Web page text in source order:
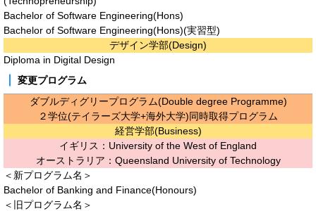
Bachelor of Software Engineering(Hons)
Bachelor of Software Engineering(Hons)(実習型)
デザイン学部(Design)
Diploma in Digital Design
変更プログラム
ダブルディグリープログラム(Double degree Programme)
２学位(テイラーズ大学+海外大学)同時取得プログラム
経営学部(Business)
イギリス：University of the West of England
オーストラリア：Queensland University of Technology
＜新プログラム名＞
Bachelor of Banking and Finance(Honours)
＜旧プログラム名＞